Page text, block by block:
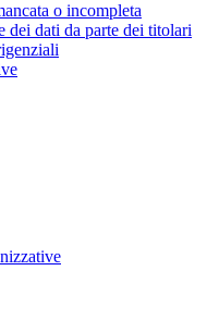
o incompleta
dei dati da parte dei titolari